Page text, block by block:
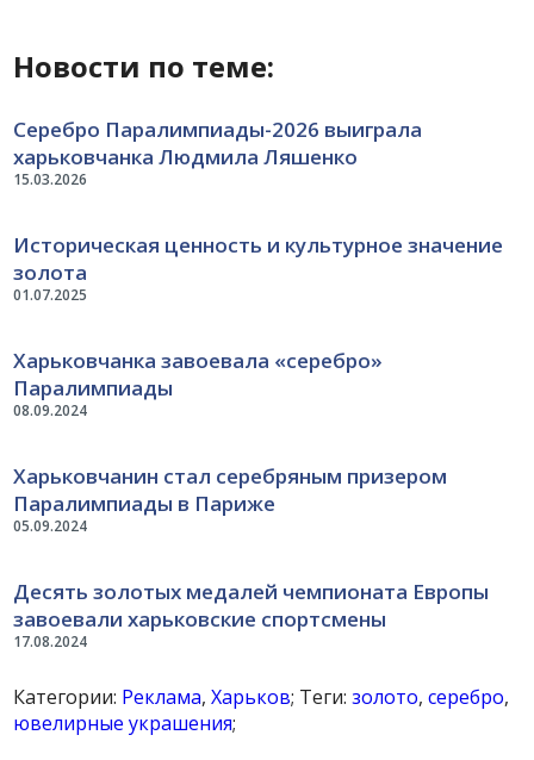
Новости по теме:
15.03.2026
Серебро Паралимпиады-2026 выиграла
харьковчанка Людмила Ляшенко
01.07.2025
Историческая ценность и культурное значение
золота
08.09.2024
Харьковчанка завоевала «серебро»
Паралимпиады
05.09.2024
Харьковчанин стал серебряным призером
Паралимпиады в Париже
17.08.2024
Десять золотых медалей чемпионата Европы
завоевали харьковские спортсмены
Категории: Реклама,Харьков; Теги:золото,серебро,
ювелирные украшения;